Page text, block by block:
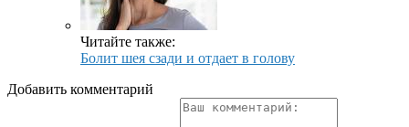
Читайте также:
Болит шея сзади и отдает в голову
Добавить комментарий